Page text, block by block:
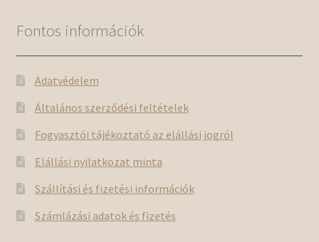
Fontos információk
Adatvédelem
Általános szerződési feltételek
Fogyasztói tájékoztató az elállási jogról
Elállási nyilatkozat minta
Szállítási és fizetési információk
Számlázási adatok és fizetés